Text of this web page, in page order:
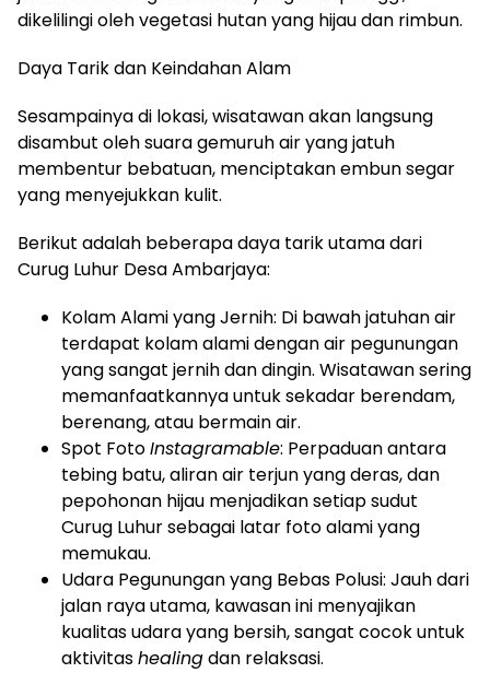
dikelilingi oleh vegetasi hutan yang hijau dan rimbun.
Daya Tarik dan Keindahan Alam
Sesampainya di lokasi, wisatawan akan langsung
disambut oleh suara gemuruh air yang jatuh
membentur bebatuan, menciptakan embun segar
yang menyejukkan kulit.
Berikut adalah beberapa daya tarik utama dari
Curug Luhur Desa Ambarjaya:
Kolam Alami yang Jernih: Di bawah jatuhan air
terdapat kolam alami dengan air pegunungan
yang sangat jernih dan dingin. Wisatawan sering
memanfaatkannya untuk sekadar berendam,
berenang, atau bermain air.
Spot FotoInstagramable: Perpaduan antara
tebing batu, aliran air terjun yang deras, dan
pepohonan hijau menjadikan setiap sudut
Curug Luhur sebagai latar foto alami yang
memukau.
Udara Pegunungan yang Bebas Polusi: Jauh dari
jalan raya utama, kawasan ini menyajikan
kualitas udara yang bersih, sangat cocok untuk
aktivitashealingdan relaksasi.